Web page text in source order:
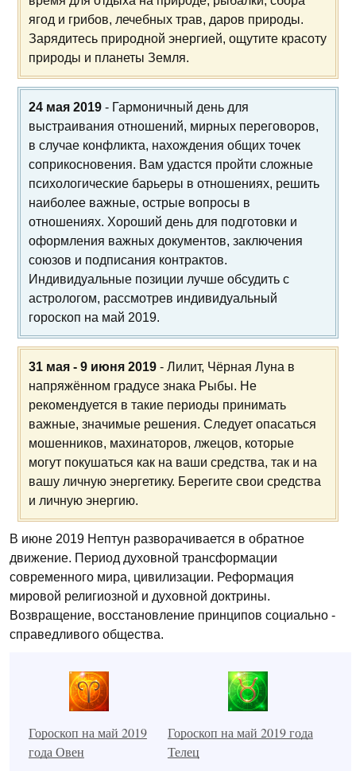
ягод и грибов, лечебных трав, даров природы.
Зарядитесь природной энергией, ощутите красоту
природы и планеты Земля.
24 мая 2019 - Гармоничный день для
выстраивания отношений, мирных переговоров,
в случае конфликта, нахождения общих точек
соприкосновения. Вам удастся пройти сложные
психологические барьеры в отношениях, решить
наиболее важные, острые вопросы в
отношениях. Хороший день для подготовки и
оформления важных документов, заключения
союзов и подписания контрактов.
Индивидуальные позиции лучше обсудить с
астрологом, рассмотрев индивидуальный
гороскоп на май 2019.
31 мая - 9 июня 2019 - Лилит, Чёрная Луна в
напряжённом градусе знака Рыбы. Не
рекомендуется в такие периоды принимать
важные, значимые решения. Следует опасаться
мошенников, махинаторов, лжецов, которые
могут покушаться как на ваши средства, так и на
вашу личную энергетику. Берегите свои средства
и личную энергию.
В июне 2019 Нептун разворачивается в обратное
движение. Период духовной трансформации
современного мира, цивилизации. Реформация
мировой религиозной и духовной доктрины.
Возвращение, восстановление принципов социально -
справедливого общества.
Гороскоп на май 2019
года Овен
Гороскоп на май 2019 года
Телец